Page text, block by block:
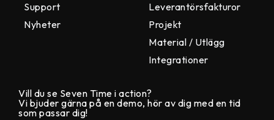
Support
Nyheter
Leverantörsfakturor
Projekt
Material / Utlägg
Integrationer
Vill du se Seven Time i action?
Vi bjuder gärna på en demo, hör av dig med en tid
som passar dig!